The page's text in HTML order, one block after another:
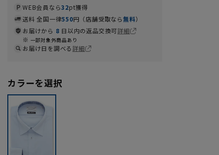
WEB会員なら32pt獲得
送料 全国一律550円（店舗受取なら無料）
お届けから 8 日以内の返品交換可詳細
一部対象外商品あり
お届け日を調べる詳細
カラーを選択